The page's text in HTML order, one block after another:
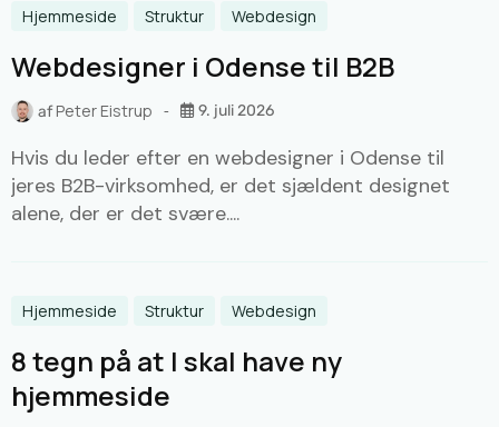
Hjemmeside Struktur Webdesign
Webdesigner i Odense til B2B
afPeter Eistrup 9. juli 2026
Hvis du leder efter en webdesigner i Odense til
jeres B2B-virksomhed, er det sjældent designet
alene, der er det svære....
Hjemmeside Struktur Webdesign
8 tegn på at I skal have ny
hjemmeside